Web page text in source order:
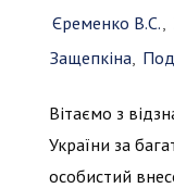
Єременко В.С.
Защепкіна
Вітаємо з
України за
особистий